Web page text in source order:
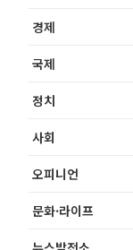
경제
국제
정치
사회
오피니언
문화·라이프